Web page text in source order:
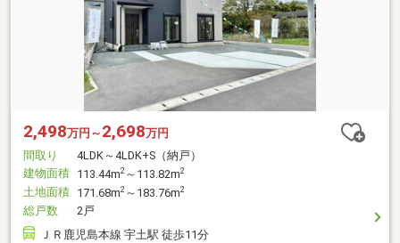
2,498万円～ 2,698万円
間取り
4LDK～4LDK+S（納戸）
建物面積 113.44m2 ～113.82m2
土地面積 171.68m2 ～183.76m2
総戸数
2戸
ＪＲ鹿児島本線 宇土駅 徒歩11分